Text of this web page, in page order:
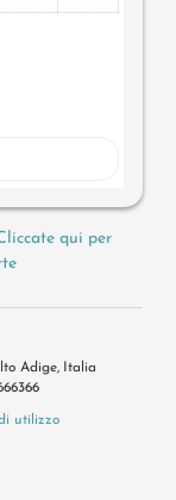
qui per
Adige
Italia
utilizzo